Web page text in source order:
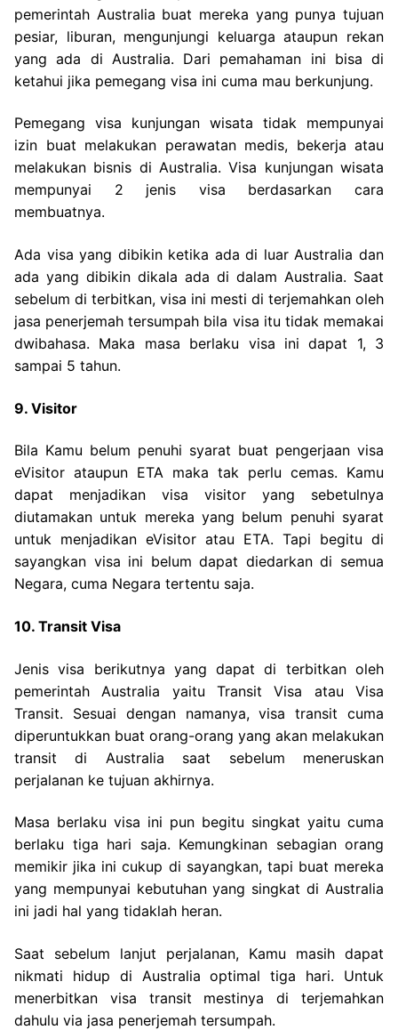
pemerintah Australia buat mereka yang punya tujuan
pesiar, liburan, mengunjungi keluarga ataupun rekan
yang ada di Australia. Dari pemahaman ini bisa di
ketahui jika pemegang visa ini cuma mau berkunjung.
Pemegang visa kunjungan wisata tidak mempunyai
izin buat melakukan perawatan medis, bekerja atau
melakukan bisnis di Australia. Visa kunjungan wisata
mempunyai 2 jenis visa berdasarkan cara
membuatnya.
Ada visa yang dibikin ketika ada di luar Australia dan
ada yang dibikin dikala ada di dalam Australia. Saat
sebelum di terbitkan, visa ini mesti di terjemahkan oleh
jasa penerjemah tersumpah bila visa itu tidak memakai
dwibahasa. Maka masa berlaku visa ini dapat 1, 3
sampai 5 tahun.
9. Visitor
Bila Kamu belum penuhi syarat buat pengerjaan visa
eVisitor ataupun ETA maka tak perlu cemas. Kamu
dapat menjadikan visa visitor yang sebetulnya
diutamakan untuk mereka yang belum penuhi syarat
untuk menjadikan eVisitor atau ETA. Tapi begitu di
sayangkan visa ini belum dapat diedarkan di semua
Negara, cuma Negara tertentu saja.
10. Transit Visa
Jenis visa berikutnya yang dapat di terbitkan oleh
pemerintah Australia yaitu Transit Visa atau Visa
Transit. Sesuai dengan namanya, visa transit cuma
diperuntukkan buat orang-orang yang akan melakukan
transit di Australia saat sebelum meneruskan
perjalanan ke tujuan akhirnya.
Masa berlaku visa ini pun begitu singkat yaitu cuma
berlaku tiga hari saja. Kemungkinan sebagian orang
memikir jika ini cukup di sayangkan, tapi buat mereka
yang mempunyai kebutuhan yang singkat di Australia
ini jadi hal yang tidaklah heran.
Saat sebelum lanjut perjalanan, Kamu masih dapat
nikmati hidup di Australia optimal tiga hari. Untuk
menerbitkan visa transit mestinya di terjemahkan
dahulu via jasa penerjemah tersumpah.